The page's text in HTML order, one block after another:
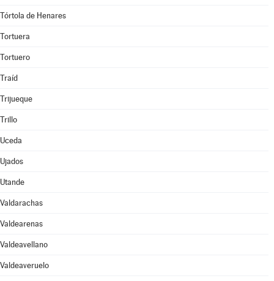
Tórtola de Henares
Tortuera
Tortuero
Traíd
Trijueque
Trillo
Uceda
Ujados
Utande
Valdarachas
Valdearenas
Valdeavellano
Valdeaveruelo